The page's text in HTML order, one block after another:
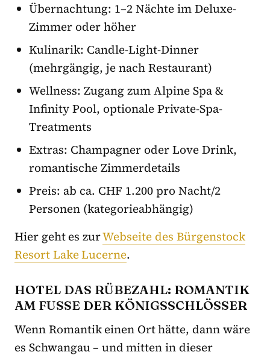
Übernachtung: 1–2 Nächte im Deluxe-
Zimmer oder höher
Kulinarik: Candle-Light-Dinner
(mehrgängig, je nach Restaurant)
Wellness: Zugang zum Alpine Spa &
Infinity Pool, optionale Private-Spa-
Treatments
Extras: Champagner oder Love Drink,
romantische Zimmerdetails
Preis: ab ca. CHF 1.200 pro Nacht/2
Personen (kategorieabhängig)
Hier geht es zurWebseite des Bürgenstock
Resort Lake Lucerne.
HOTEL DAS RÜBEZAHL: ROMANTIK
AM FUSSE DER KÖNIGSSCHLÖSSER
Wenn Romantik einen Ort hätte, dann wäre
es Schwangau – und mitten in dieser